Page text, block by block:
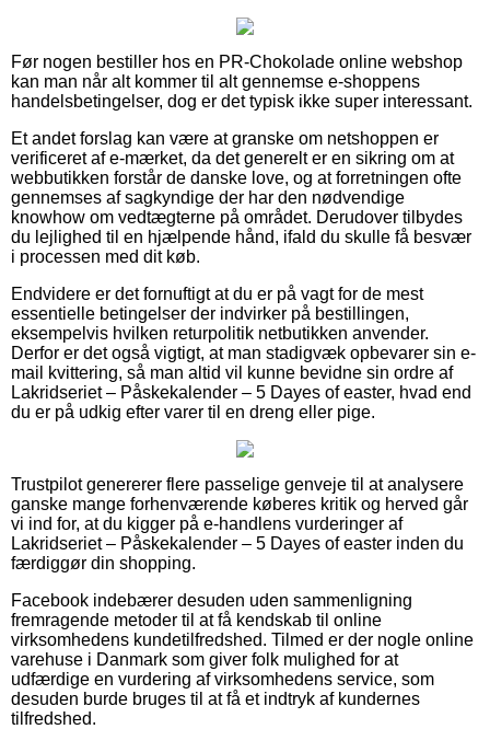
Før nogen bestiller hos en PR-Chokolade online webshop
kan man når alt kommer til alt gennemse e-shoppens
handelsbetingelser, dog er det typisk ikke super interessant.
Et andet forslag kan være at granske om netshoppen er
verificeret af e-mærket, da det generelt er en sikring om at
webbutikken forstår de danske love, og at forretningen ofte
gennemses af sagkyndige der har den nødvendige
knowhow om vedtægterne på området. Derudover tilbydes
du lejlighed til en hjælpende hånd, ifald du skulle få besvær
i processen med dit køb.
Endvidere er det fornuftigt at du er på vagt for de mest
essentielle betingelser der indvirker på bestillingen,
eksempelvis hvilken returpolitik netbutikken anvender.
Derfor er det også vigtigt, at man stadigvæk opbevarer sin e-
mail kvittering, så man altid vil kunne bevidne sin ordre af
Lakridseriet – Påskekalender – 5 Dayes of easter, hvad end
du er på udkig efter varer til en dreng eller pige.
Trustpilot genererer flere passelige genveje til at analysere
ganske mange forhenværende køberes kritik og herved går
vi ind for, at du kigger på e-handlens vurderinger af
Lakridseriet – Påskekalender – 5 Dayes of easter inden du
færdiggør din shopping.
Facebook indebærer desuden uden sammenligning
fremragende metoder til at få kendskab til online
virksomhedens kundetilfredshed. Tilmed er der nogle online
varehuse i Danmark som giver folk mulighed for at
udfærdige en vurdering af virksomhedens service, som
desuden burde bruges til at få et indtryk af kundernes
tilfredshed.